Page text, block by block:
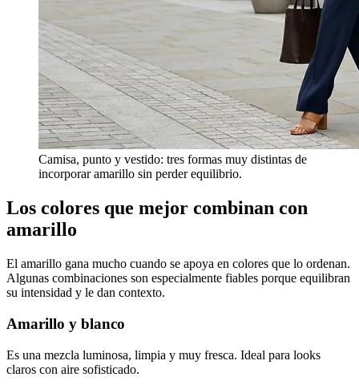
Camisa, punto y vestido: tres formas muy distintas de
incorporar amarillo sin perder equilibrio.
Los colores que mejor combinan con
amarillo
El amarillo gana mucho cuando se apoya en colores que lo ordenan.
Algunas combinaciones son especialmente fiables porque equilibran
su intensidad y le dan contexto.
Amarillo y blanco
Es una mezcla luminosa, limpia y muy fresca. Ideal para looks
claros con aire sofisticado.